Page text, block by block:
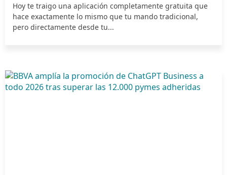
Hoy te traigo una aplicación completamente gratuita que
hace exactamente lo mismo que tu mando tradicional,
pero directamente desde tu...